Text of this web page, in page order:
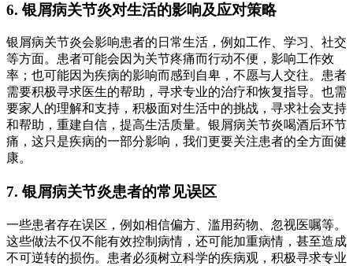
6. 银屑病关节炎对生活的影响及应对策略
银屑病关节炎会影响患者的日常生活，例如工作、学习、社交
等方面。患者可能会因为关节疼痛而行动不便，影响工作效
率；也可能因为疾病的影响而感到自卑，不愿与人交往。患者
需要积极寻求医生的帮助，寻求专业的治疗和恢复指导。也需
要家人的理解和支持，积极面对生活中的挑战，寻求社会支持
和帮助，重建自信，提高生活质量。银屑病关节炎喝酒后环节
痛，这只是疾病的一部分影响，我们更要关注患者的全方面健
康。
7. 银屑病关节炎患者的常见误区
一些患者存在误区，例如相信偏方、滥用药物、忽视医嘱等。
这些做法不仅不能有效控制病情，还可能加重病情，甚至造成
不可逆转的损伤。患者必须树立科学的疾病观，积极寻求专业